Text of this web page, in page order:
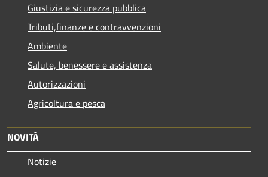
Giustizia e sicurezza pubblica
Tributi,finanze e contravvenzioni
Ambiente
Salute, benessere e assistenza
Autorizzazioni
Agricoltura e pesca
NOVITÀ
Notizie